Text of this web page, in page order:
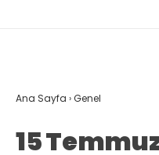
Ana Sayfa ›Genel
15